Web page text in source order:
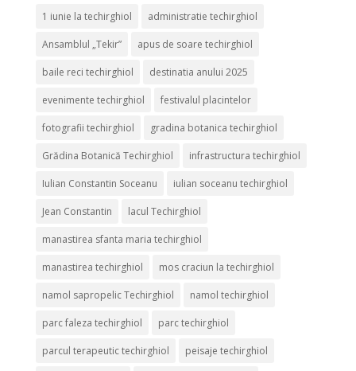
1 iunie la techirghiol administratie techirghiol
Ansamblul „Tekir” apus de soare techirghiol
baile reci techirghiol destinatia anului 2025
evenimente techirghiol festivalul placintelor
fotografii techirghiol gradina botanica techirghiol
Grădina Botanică Techirghiol infrastructura techirghiol
Iulian Constantin Soceanu iulian soceanu techirghiol
Jean Constantin lacul Techirghiol
manastirea sfanta maria techirghiol
manastirea techirghiol mos craciun la techirghiol
namol sapropelic Techirghiol namol techirghiol
parc faleza techirghiol parc techirghiol
parcul terapeutic techirghiol peisaje techirghiol